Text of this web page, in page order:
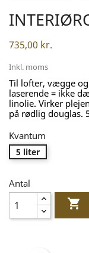
735,00 kr.
Inkl. moms
Til lofter, vægge
laserende = ikke
linolie. Virker
på rødlig douglas.
Kvantum
5 liter
Antal
